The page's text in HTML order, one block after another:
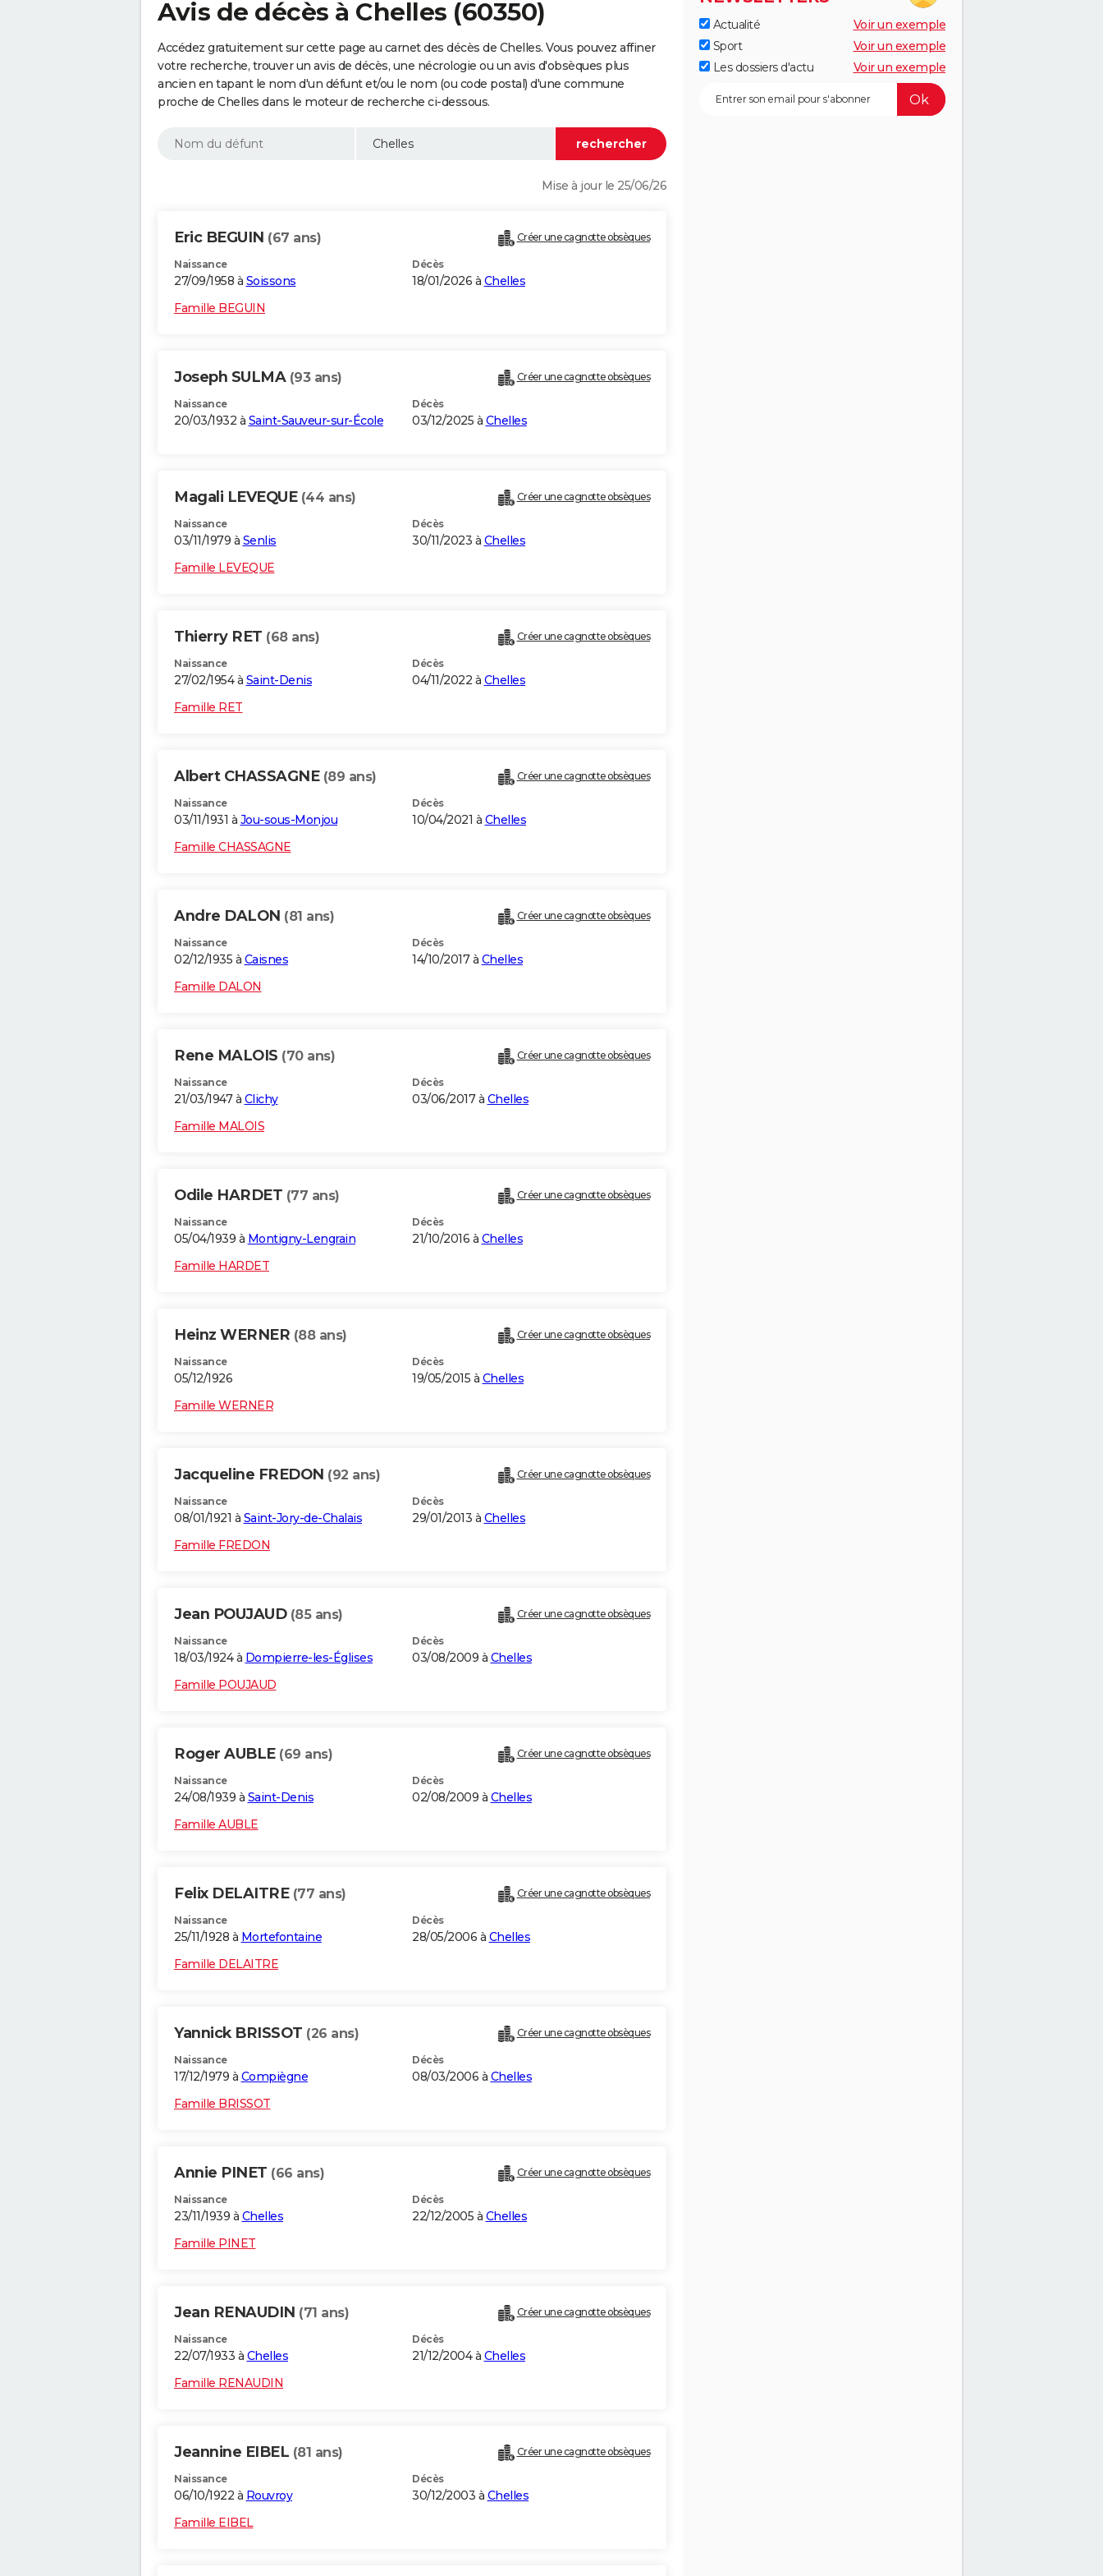
Avis de décès à Chelles (60350)
Accédez gratuitement sur cette page au carnet des décès de Chelles. Vous pouvez affiner
votre recherche, trouver un avis de décès, une nécrologie ou un avis d'obsèques plus
ancien en tapant le nom d'un défunt et/ou le nom (ou code postal) d'une commune
proche de Chelles dans le moteur de recherche ci-dessous.
Mise à jour le 25/06/26
Eric BEGUIN (67 ans) Créer une cagnotte obsèques
Naissance
27/09/1958 à Soissons
Décès
18/01/2026 à Chelles
Famille BEGUIN
Joseph SULMA (93 ans) Créer une cagnotte obsèques
Naissance
20/03/1932 à Saint-Sauveur-sur-École
Décès
03/12/2025 à Chelles
Magali LEVEQUE (44 ans) Créer une cagnotte obsèques
Naissance
03/11/1979 à Senlis
Décès
30/11/2023 à Chelles
Famille LEVEQUE
Thierry RET (68 ans) Créer une cagnotte obsèques
Naissance
27/02/1954 à Saint-Denis
Décès
04/11/2022 à Chelles
Famille RET
Albert CHASSAGNE (89 ans) Créer une cagnotte obsèques
Naissance
03/11/1931 à Jou-sous-Monjou
Décès
10/04/2021 à Chelles
Famille CHASSAGNE
Andre DALON (81 ans) Créer une cagnotte obsèques
Naissance
02/12/1935 à Caisnes
Décès
14/10/2017 à Chelles
Famille DALON
Rene MALOIS (70 ans) Créer une cagnotte obsèques
Naissance
21/03/1947 à Clichy
Décès
03/06/2017 à Chelles
Famille MALOIS
Odile HARDET (77 ans) Créer une cagnotte obsèques
Naissance
05/04/1939 à Montigny-Lengrain
Décès
21/10/2016 à Chelles
Famille HARDET
Heinz WERNER (88 ans) Créer une cagnotte obsèques
Naissance
05/12/1926
Décès
19/05/2015 à Chelles
Famille WERNER
Jacqueline FREDON (92 ans) Créer une cagnotte obsèques
Naissance
08/01/1921 à Saint-Jory-de-Chalais
Décès
29/01/2013 à Chelles
Famille FREDON
Jean POUJAUD (85 ans) Créer une cagnotte obsèques
Naissance
18/03/1924 à Dompierre-les-Églises
Décès
03/08/2009 à Chelles
Famille POUJAUD
Roger AUBLE (69 ans) Créer une cagnotte obsèques
Naissance
24/08/1939 à Saint-Denis
Décès
02/08/2009 à Chelles
Famille AUBLE
Felix DELAITRE (77 ans) Créer une cagnotte obsèques
Naissance
25/11/1928 à Mortefontaine
Décès
28/05/2006 à Chelles
Famille DELAITRE
Yannick BRISSOT (26 ans) Créer une cagnotte obsèques
Naissance
17/12/1979 à Compiègne
Décès
08/03/2006 à Chelles
Famille BRISSOT
Annie PINET (66 ans) Créer une cagnotte obsèques
Naissance
23/11/1939 à Chelles
Décès
22/12/2005 à Chelles
Famille PINET
Jean RENAUDIN (71 ans) Créer une cagnotte obsèques
Naissance
22/07/1933 à Chelles
Décès
21/12/2004 à Chelles
Famille RENAUDIN
Jeannine EIBEL (81 ans) Créer une cagnotte obsèques
Naissance
06/10/1922 à Rouvroy
Décès
30/12/2003 à Chelles
Famille EIBEL
Actualité
Voir un exemple
Sport
Voir un exemple
Les dossiers d'actu
Voir un exemple